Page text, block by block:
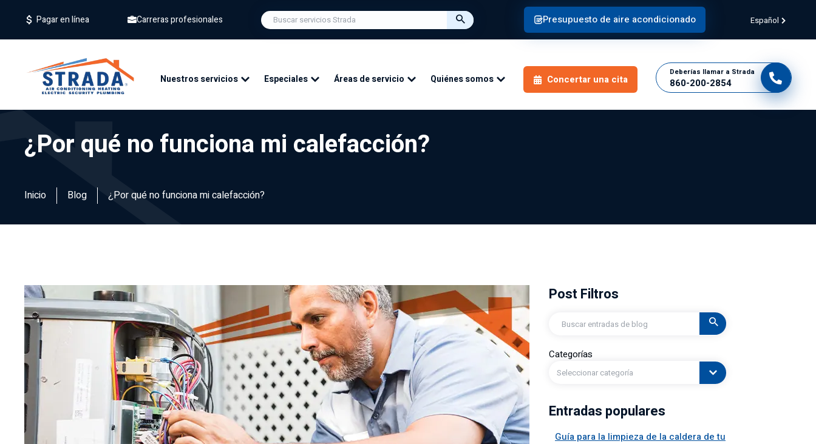
Pagar en línea Carreras profesionales Presupuesto de aire acondicionado Español
Nuestros servicios Especiales Áreas de servicio Quiénes somos Concertar una cita
Deberías llamar a Strada
860-200-2854
¿Por qué no funciona mi calefacción?
Inicio Blog ¿Por qué no funciona mi calefacción?
Post Filtros
Buscar
en
Categorías
Seleccionar categoría
Entradas populares
Guía para la limpieza de la caldera de tu